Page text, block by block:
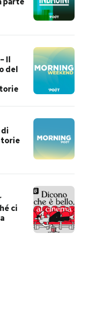
Il
del
ci